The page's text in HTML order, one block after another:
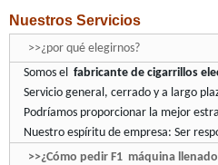
Nuestros Servicios
>>¿por qué
Somos el fabricante de cigarrillos
Servicio general, cerrado y a largo
Podríamos proporcionar la mejor
Nuestro espíritu de empresa: Ser
>>¿Cómo pedir F1 máquina